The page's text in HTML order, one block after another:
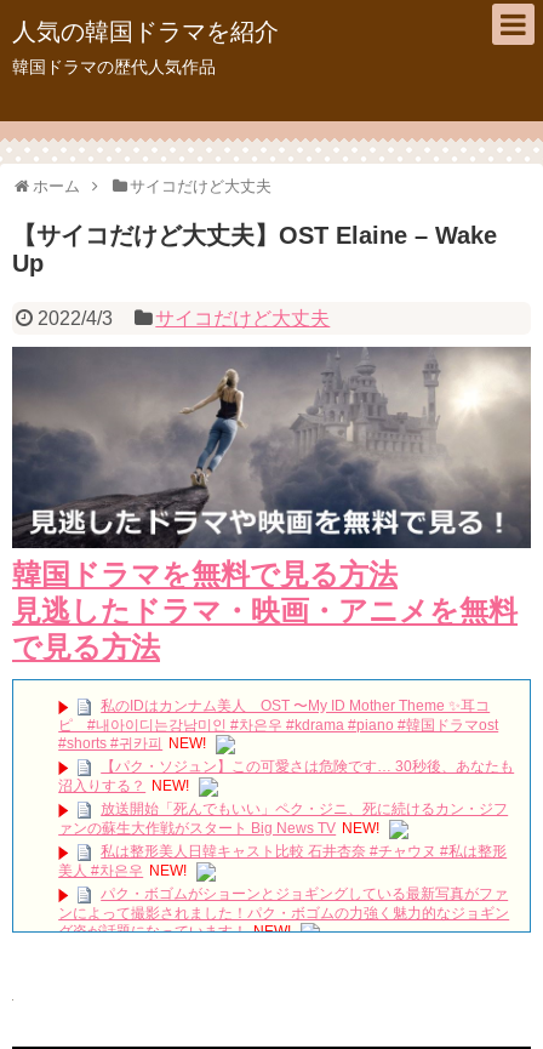
人気の韓国ドラマを紹介
韓国ドラマの歴代人気作品
ホーム サイコだけど大丈夫
【サイコだけど大丈夫】OST Elaine – Wake
Up
2022/4/3 サイコだけど大丈夫
韓国ドラマを無料で見る方法
見逃したドラマ・映画・アニメを無料
で見る方法
私のIDはカンナム美人 OST 〜My ID Mother Theme ✨耳コ
ピ #내아이디는강남미인 #차은우 #kdrama #piano #韓国ドラマost
#shorts #귀카피 NEW!
【パク・ソジュン】この可愛さは危険です… 30秒後、あなたも
沼入りする？
NEW!
放送開始「死んでもいい」ペク・ジニ、死に続けるカン・ジフ
ァンの蘇生大作戦がスタート Big News TV NEW!
私は整形美人日韓キャスト比較 石井杏奈 #チャウヌ #私は整形
美人 #차은우 NEW!
パク・ボゴムがショーンとジョギングしている最新写真がファ
ンによって撮影されました！パク・ボゴムの力強く魅力的なジョギン
グ姿が話題になっています！ NEW!